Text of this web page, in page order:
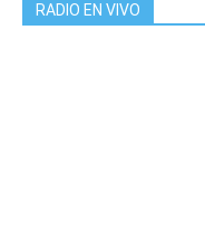
RADIO EN VIVO